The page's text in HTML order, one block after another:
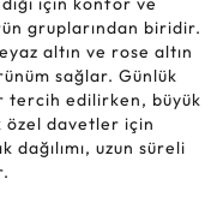
gruplarından biridir.
altın ve rose altın
sağlar. Günlük
tercih edilirken, büyük
özel davetler için
dağılımı, uzun süreli